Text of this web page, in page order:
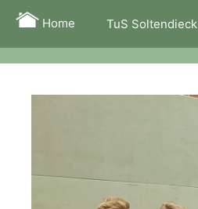
Zum
Inhalt
springen
Home TuS Soltendieck